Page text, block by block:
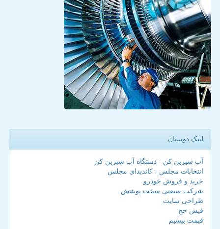
لینک دوستان
آب شیرین کن - دستگاه آب شیرین کن
انتخابات مجلس ، کاندیدای مجلس
خرید و فروش خودرو
شرکت صنعتی سخت پوشش
طراحی سایت
فیش حج
قیمت بیسیم